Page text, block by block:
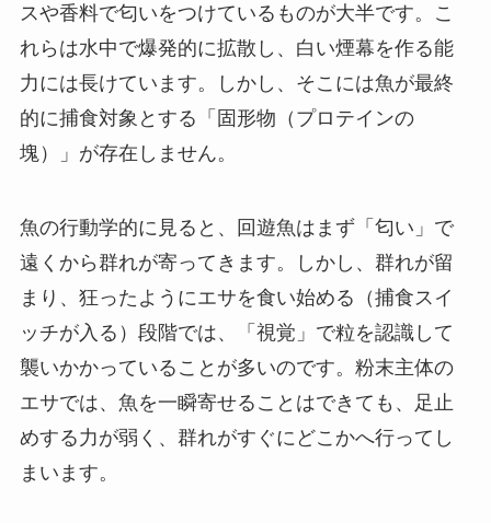
スや香料で匂いをつけているものが大半です。こ
れらは水中で爆発的に拡散し、白い煙幕を作る能
力には長けています。しかし、そこには魚が最終
的に捕食対象とする「固形物（プロテインの
塊）」が存在しません。
魚の行動学的に見ると、回遊魚はまず「匂い」で
遠くから群れが寄ってきます。しかし、群れが留
まり、狂ったようにエサを食い始める（捕食スイ
ッチが入る）段階では、「視覚」で粒を認識して
襲いかかっていることが多いのです。粉末主体の
エサでは、魚を一瞬寄せることはできても、足止
めする力が弱く、群れがすぐにどこかへ行ってし
まいます。